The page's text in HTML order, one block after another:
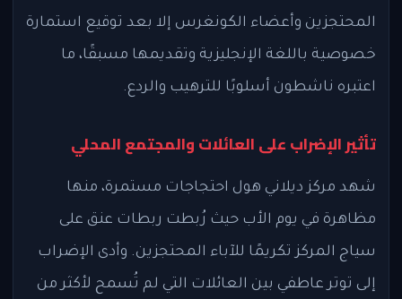
المحتجزين وأعضاء الكونغرس إلا بعد توقيع استمارة
خصوصية باللغة الإنجليزية وتقديمها مسبقًا، ما
اعتبره ناشطون أسلوبًا للترهيب والردع.
تأثير الإضراب على العائلات والمجتمع المحلي
شهد مركز ديلاني هول احتجاجات مستمرة، منها
مظاهرة في يوم الأب حيث رُبطت ربطات عنق على
سياج المركز تكريمًا للآباء المحتجزين. وأدى الإضراب
إلى توتر عاطفي بين العائلات التي لم تُسمح لأكثر من